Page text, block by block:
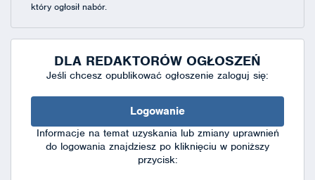
który ogłosił nabór.
DLA REDAKTORÓW OGŁOSZEŃ
Jeśli chcesz opublikować ogłoszenie zaloguj się:
Logowanie
Informacje na temat uzyskania lub zmiany uprawnień
do logowania znajdziesz po kliknięciu w poniższy
przycisk: